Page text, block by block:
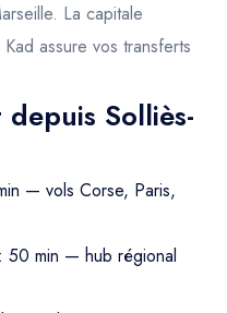
La capitale
assure vos transferts
Solliès-
— vols Corse, Paris,
: 50 min — hub régional